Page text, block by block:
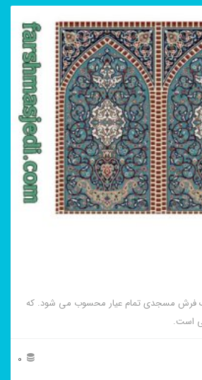
فرش مسجدی تمام عیار محسوب می شود. که
است.
0